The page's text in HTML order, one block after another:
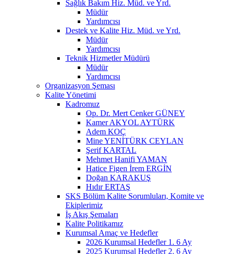
Sağlık Bakım Hiz. Müd. ve Yrd.
Müdür
Yardımcısı
Destek ve Kalite Hiz. Müd. ve Yrd.
Müdür
Yardımcısı
Teknik Hizmetler Müdürü
Müdür
Yardımcısı
Organizasyon Şeması
Kalite Yönetimi
Kadromuz
Op. Dr. Mert Cenker GÜNEY
Kamer AKYOL AYTÜRK
Adem KOÇ
Mine YENİTÜRK CEYLAN
Şerif KARTAL
Mehmet Hanifi YAMAN
Hatice Figen İrem ERGİN
Doğan KARAKUŞ
Hıdır ERTAŞ
SKS Bölüm Kalite Sorumluları, Komite ve
Ekiplerimiz
İş Akış Şemaları
Kalite Politikamız
Kurumsal Amaç ve Hedefler
2026 Kurumsal Hedefler 1. 6 Ay
2025 Kurumsal Hedefler 2. 6 Ay